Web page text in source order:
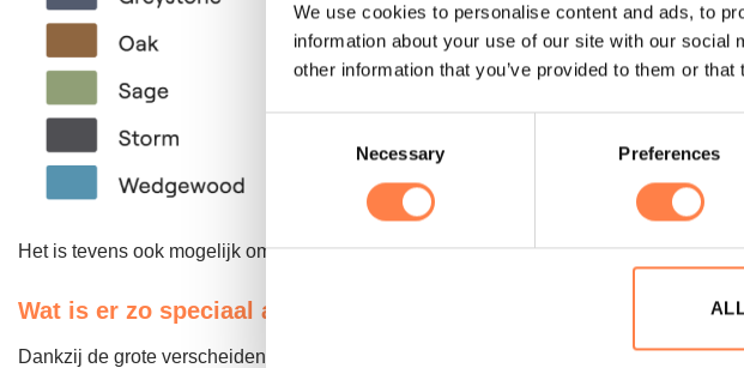
We use cookies to personalise content and ads, to
information about your use of our site with our
other information that you’ve provided to them or
Necessary Preferences
Het is tevens ook mogelijk om bepaalde elementen van de reformer een custom
Wat is er zo speciaal aan de reformer?
Dankzij de grote verscheidenheid aan oefeningen blijft trainen met de Allegro®